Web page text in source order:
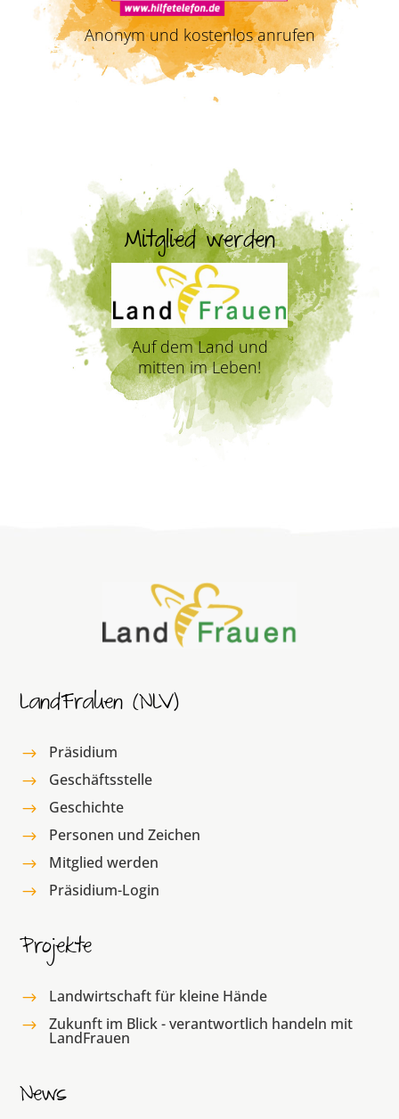
Anonym und kostenlos anrufen
Mitglied werden
Auf dem Land und
mitten im Leben!
LandFrauen (NLV)
$ Präsidium
$ Geschäftsstelle
$ Geschichte
$ Personen und Zeichen
$ Mitglied werden
$ Präsidium-Login
Projekte
$ Landwirtschaft für kleine Hände
$ Zukunft im Blick - verantwortlich handeln mit
LandFrauen
News